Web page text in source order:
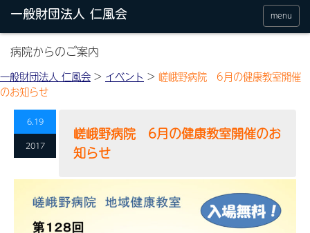
menu
病院からのご案内
一般財団法人 仁風会 > イベント > 嵯峨野病院 6月の健康教室開催
のお知らせ
6.19
2017
嵯峨野病院 6月の健康教室開催のお
知らせ